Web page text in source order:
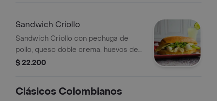
Sandwich Criollo
Sandwich Criollo con pechuga de
pollo, queso doble crema, huevos de
codorniz y verduras en pan blando.
$ 22.200
Clásicos Colombianos